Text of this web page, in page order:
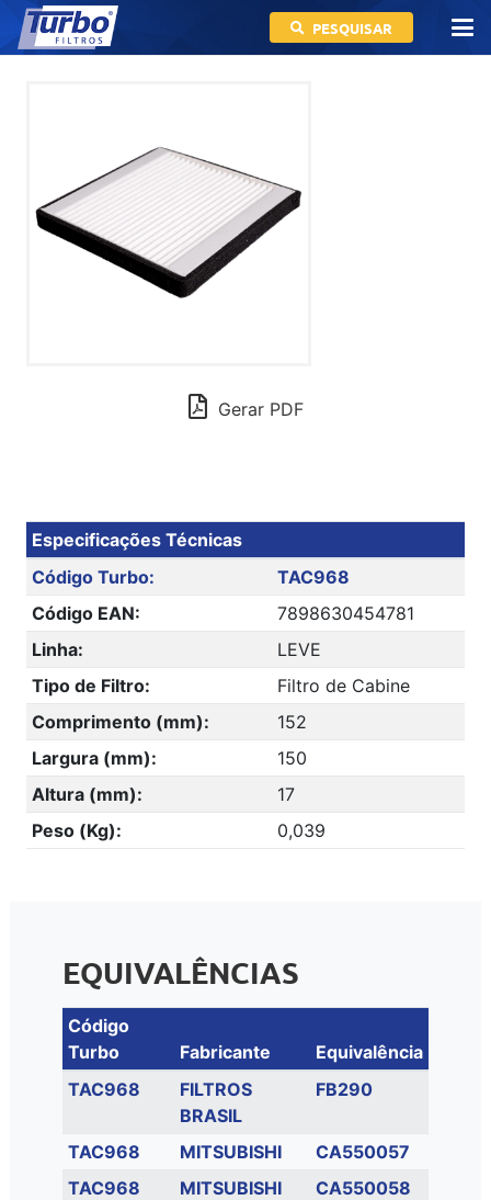
PESQUISAR
Gerar PDF
Especificações Técnicas
Código Turbo:
TAC968
Código EAN:
7898630454781
Linha:
LEVE
Tipo de Filtro:
Filtro de Cabine
Comprimento (mm):
152
Largura (mm):
150
Altura (mm):
17
Peso (Kg):
0,039
EQUIVALÊNCIAS
Código
Turbo
Fabricante
Equivalência
TAC968
FILTROS
BRASIL
FB290
TAC968 MITSUBISHI
CA550057
TAC968
MITSUBISHI
CA550058